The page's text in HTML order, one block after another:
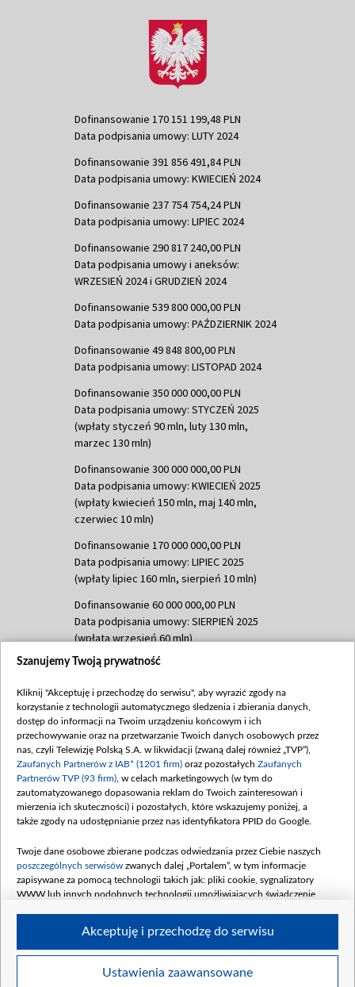
Dofinansowanie 170 151 199,48 PLN
Data podpisania umowy: LUTY 2024
Dofinansowanie 391 856 491,84 PLN
Data podpisania umowy: KWIECIEŃ 2024
Dofinansowanie 237 754 754,24 PLN
Data podpisania umowy: LIPIEC 2024
Dofinansowanie 290 817 240,00 PLN
Data podpisania umowy i aneksów:
WRZESIEŃ 2024 i GRUDZIEŃ 2024
Dofinansowanie 539 800 000,00 PLN
Data podpisania umowy: PAŹDZIERNIK 2024
Dofinansowanie 49 848 800,00 PLN
Data podpisania umowy: LISTOPAD 2024
Dofinansowanie 350 000 000,00 PLN
Data podpisania umowy: STYCZEŃ 2025
(wpłaty styczeń 90 mln, luty 130 mln,
marzec 130 mln)
Dofinansowanie 300 000 000,00 PLN
Data podpisania umowy: KWIECIEŃ 2025
(wpłaty kwiecień 150 mln, maj 140 mln,
czerwiec 10 mln)
Dofinansowanie 170 000 000,00 PLN
Data podpisania umowy: LIPIEC 2025
(wpłaty lipiec 160 mln, sierpień 10 mln)
Dofinansowanie 60 000 000,00 PLN
Data podpisania umowy: SIERPIEŃ 2025
(wpłata wrzesień 60 mln)
Dofinansowanie 635 783 051,21 PLN
(wpłata wrzesień 100 mln, październik 350
mln, listopad 265 mln)
Dofinansowanie 48 862 000,00 PLN
Data podpisania umowy: GRUDZIEŃ 2025
(wpłata grudzień 60,548 mln)
Dofinansowanie 900 000 000,00 PLN
Data podpisania umowy: LUTY 2026 (wpłata
kwiecień 180 mln, 7 maja 180 mln, 8
czerwca 90 mln)
Dofinansowanie 250 000 000,00 PLN
4 sierpnia 250 mln
Szanujemy Twoją prywatność
Kliknij "Akceptuję i przechodzę do serwisu", aby wyrazić zgody na
korzystanie z technologii automatycznego śledzenia i zbierania danych,
dostęp do informacji na Twoim urządzeniu końcowym i ich
przechowywanie oraz na przetwarzanie Twoich danych osobowych przez
nas, czyli Telewizję Polską S.A. w likwidacji (zwaną dalej również „TVP”),
Zaufanych Partnerów z IAB* (1201 firm) oraz pozostałych Zaufanych
Partnerów TVP (93 firm) , w celach marketingowych (w tym do
zautomatyzowanego dopasowania reklam do Twoich zainteresowań i
mierzenia ich skuteczności) i pozostałych, które wskazujemy poniżej, a
także zgody na udostępnianie przez nas identyfikatora PPID do Google.
Twoje dane osobowe zbierane podczas odwiedzania przez Ciebie naszych
poszczególnych serwisów zwanych dalej „Portalem”, w tym informacje
zapisywane za pomocą technologii takich jak: pliki cookie, sygnalizatory
WWW lub innych podobnych technologii umożliwiających świadczenie
Twoje dane osobowe zbierane podczas odwiedzania przez Ciebie
Ustawienia zaawansowane
Akceptuję i przechodzę do serwisu